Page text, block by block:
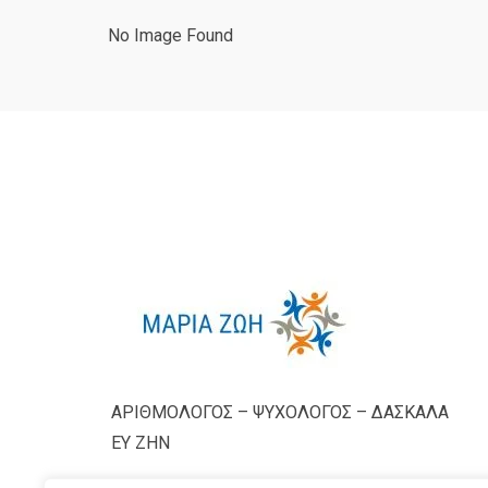
No Image Found
ΑΡΙΘΜΟΛΟΓΟΣ – ΨΥΧΟΛΟΓΟΣ – ΔΑΣΚΑΛΑ
ΕΥ ΖΗΝ